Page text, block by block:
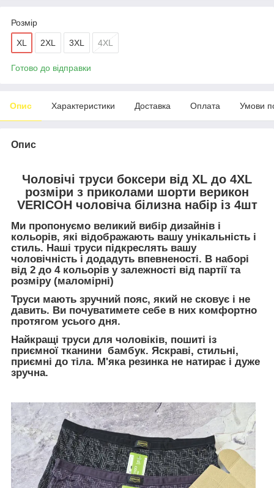
Розмір
XL 2XL 3XL 4XL
Готово до відправки
Опис Характеристики Доставка Оплата Умови
Опис
Чоловічі труси боксери від XL до 4XL
розміри з приколами шорти верикон
VERICOH чоловіча білизна набір із 4шт
Ми пропонуємо великий вибір дизайнів і
кольорів, які відображають вашу унікальність і
стиль. Наші труси підкреслять вашу
чоловічність і додадуть впевненості. В наборі
від 2 до 4 кольорів у залежності від партії та
розміру (маломірні)
Труси мають зручний пояс, який не сковує і не
давить. Ви почуватимете себе в них комфортно
протягом усього дня.
Найкращі труси для чоловіків, пошиті із
приємної тканини бамбук. Яскраві, стильні,
приємні до тіла. М'яка резинка не натирає і дуже
зручна.